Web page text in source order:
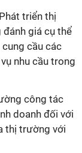
triển thị
giá cụ thể
cung cầu các
nhu cầu trong
công tác
doanh đối với
thị trường với